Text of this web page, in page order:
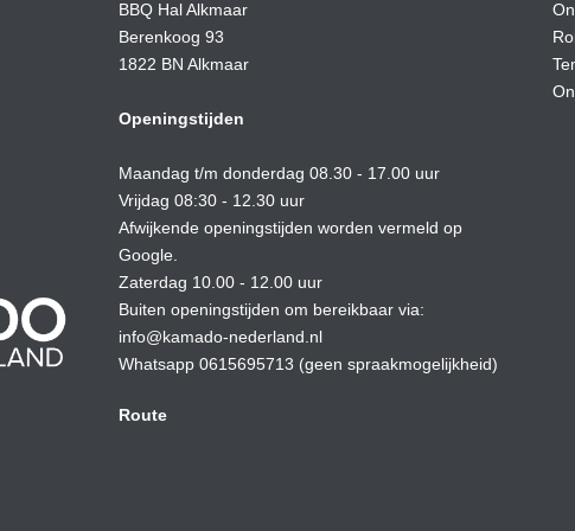
BBQ Hal Alkmaar
Berenkoog 93
1822 BN Alkmaar
Openingstijden
Maandag t/m donderdag 08.30 - 17.00 uur
Vrijdag 08:30 - 12.30 uur
Afwijkende openingstijden worden vermeld op
Google.
Zaterdag 10.00 - 12.00 uur
Buiten openingstijden om bereikbaar via:
info@kamado-nederland.nl
Whatsapp 0615695713 (geen spraakmogelijkheid)
Route